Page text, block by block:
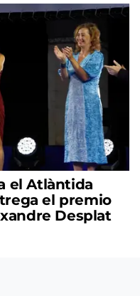
el Atlàntida
el premio
Desplat